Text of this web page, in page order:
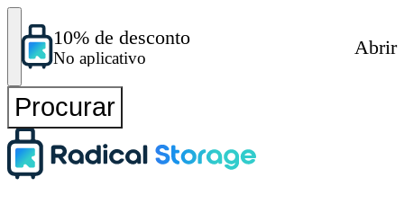
10% de desconto
No aplicativo
Abrir
Procurar